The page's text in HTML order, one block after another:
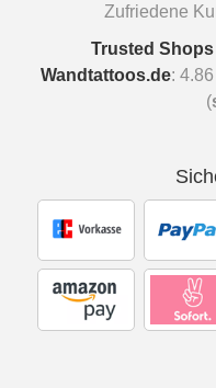
Zufriedene
Trusted
Wandtattoos.de: 4.86
(